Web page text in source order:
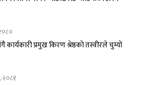
कार्यकारी प्रमुख किरण श्रेष्ठको तस्वीरले चुम्यो
२०८१